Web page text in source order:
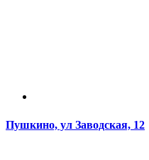
Пушкино, ул Заводская, 12